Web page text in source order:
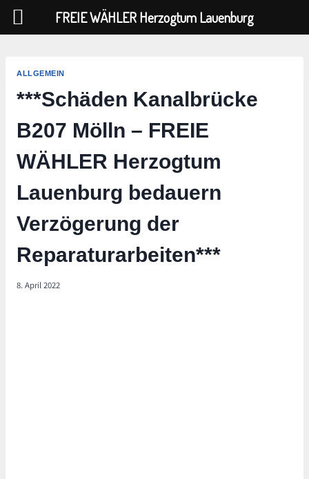
springen
ALLGEMEIN
***Schäden Kanalbrücke
B207 Mölln – FREIE
WÄHLER Herzogtum
Lauenburg bedauern
Verzögerung der
Reparaturarbeiten***
8. April 2022
FREIE WÄHLER Herzogtum Lauenburg